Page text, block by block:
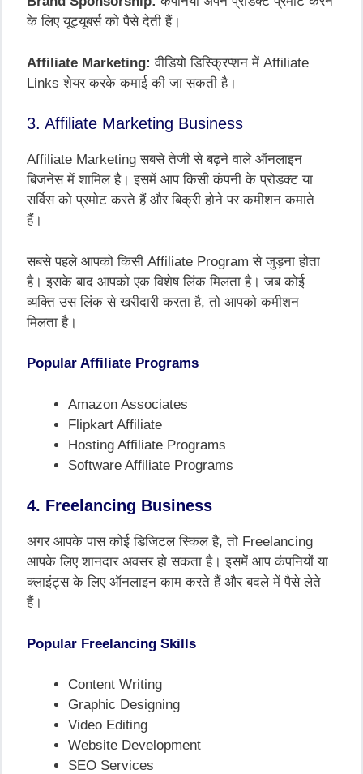
के लिए यूट्यूबर्स को पैसे देती हैं।
Affiliate Marketing: वीडियो डिस्क्रिप्शन में Affiliate
Links शेयर करके कमाई की जा सकती है।
3. Affiliate Marketing Business
Affiliate Marketing सबसे तेजी से बढ़ने वाले ऑनलाइन
बिजनेस में शामिल है। इसमें आप किसी कंपनी के प्रोडक्ट या
सर्विस को प्रमोट करते हैं और बिक्री होने पर कमीशन कमाते
हैं।
सबसे पहले आपको किसी Affiliate Program से जुड़ना होता
है। इसके बाद आपको एक विशेष लिंक मिलता है। जब कोई
व्यक्ति उस लिंक से खरीदारी करता है, तो आपको कमीशन
मिलता है।
Popular Affiliate Programs
Amazon Associates
Flipkart Affiliate
Hosting Affiliate Programs
Software Affiliate Programs
4. Freelancing Business
अगर आपके पास कोई डिजिटल स्किल है, तो Freelancing
आपके लिए शानदार अवसर हो सकता है। इसमें आप कंपनियों या
क्लाइंट्स के लिए ऑनलाइन काम करते हैं और बदले में पैसे लेते
हैं।
Popular Freelancing Skills
Content Writing
Graphic Designing
Video Editing
Website Development
SEO Services